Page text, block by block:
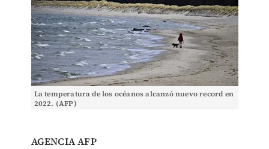
La temperatura de los océanos alcanzó nuevo record en
2022. (AFP)
AGENCIA AFP